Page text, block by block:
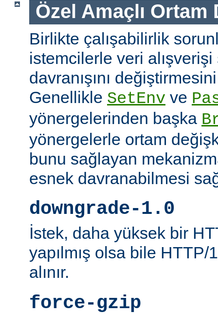
Özel Amaçlı
Birlikte çalışabilirlik
istemcilerle veri alışverişi
davranışını
Genellikle SetEnv ve
yönergelerinden başka
yönergelerle ortam
bunu sağlayan
esnek davranabilmesi
downgrade-1.0
İstek, daha yüksek bir
yapılmış olsa bile
alınır.
force-gzip